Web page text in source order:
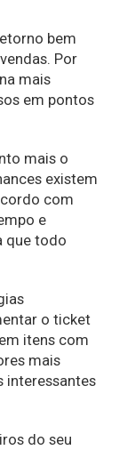
bem
Por
mais
em pontos
mais o
existem
com
e
que todo
o ticket
itens com
mais
interessantes
do seu